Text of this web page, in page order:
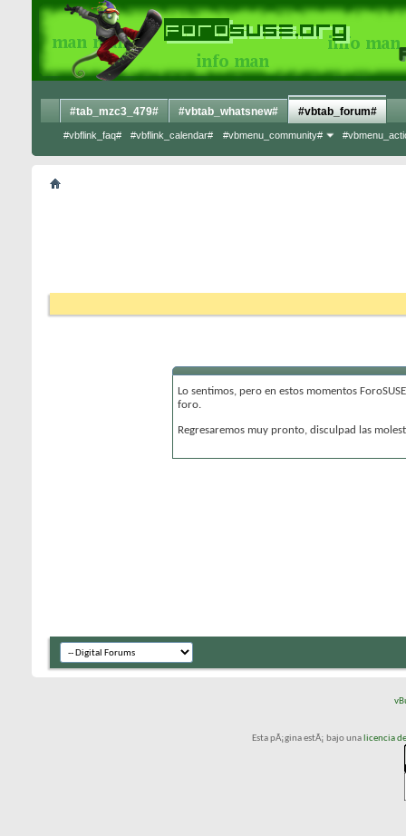
#tab_mzc3_479# #vbtab_whatsnew# #vbtab_forum#
#vbflink_faq# #vbflink_calendar# #vbmenu_community#
Lo sentimos, pero en estos momentos
foro.
Regresaremos muy pronto, disculpad las
Esta pÃ¡gina estÃ¡ bajo una licencia